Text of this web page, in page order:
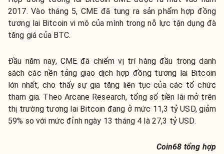
2017. Vào tháng 5, CME đã tung ra sản phẩm hợp đồng
tương lai Bitcoin vi mô của mình trong nỗ lực tận dụng đà
tăng giá của BTC.
Đầu năm nay, CME đã chiếm vị trí hàng đầu trong danh
sách các nền tảng giao dịch hợp đồng tương lai Bitcoin
lớn nhất, cho thấy sự gia tăng liên tục của các tổ chức
tham gia. Theo Arcane Research, tổng số tiền lãi mở trên
thị trường tương lai Bitcoin đang ở mức 11,3 tỷ USD, giảm
59% so với mức đỉnh ngày 13 tháng 4 là 27,3 tỷ USD.
Coin68 tổng hợp